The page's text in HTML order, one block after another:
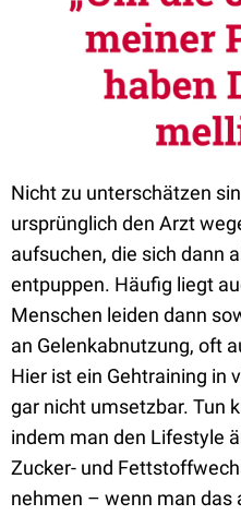
Nicht zu unterschätzen
ursprünglich den Arzt
aufsuchen, die sich dann
entpuppen. Häufig liegt
Menschen leiden dann
an Gelenkabnutzung, oft
Hier ist ein Gehtraining in
gar nicht umsetzbar. Tun
indem man den Lifestyle
Zucker- und
nehmen – wenn man das